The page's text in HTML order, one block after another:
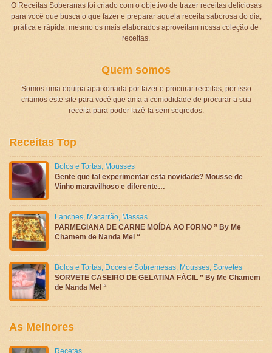
O Receitas Soberanas foi criado com o objetivo de trazer receitas deliciosas
para você que busca o que fazer e preparar aquela receita saborosa do dia,
prática e rápida, mesmo os mais elaborados aproveitam nossa coleção de
receitas.
Quem somos
Somos uma equipa apaixonada por fazer e procurar receitas, por isso
criamos este site para você que ama a comodidade de procurar a sua
receita para poder fazê-la sem segredos.
Receitas Top
Bolos e Tortas, Mousses
Gente que tal experimentar esta novidade? Mousse de
Vinho maravilhoso e diferente…
Lanches, Macarrão, Massas
PARMEGIANA DE CARNE MOÍDA AO FORNO ” By Me
Chamem de Nanda Mel “
Bolos e Tortas, Doces e Sobremesas, Mousses, Sorvetes
SORVETE CASEIRO DE GELATINA FÁCIL ” By Me Chamem
de Nanda Mel “
As Melhores
Recetas